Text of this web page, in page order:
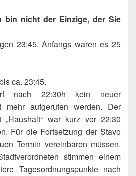
bin nicht der Einzige, der Sie
23:45. Anfangs waren es 25
ca. 23:45.
nach 22:30h kein neuer
mehr aufgerufen werden. Der
„Haushalt“ war kurz vor 22:30
Für die Fortsetzung der Stavo
Termin vereinbaren müssen.
stimmen einem
Tagesordnungspunkte nach